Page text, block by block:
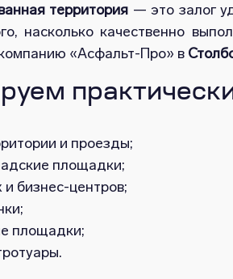
территория — это залог
насколько качественно
«Асфальт-Про» в
и проезды;
площадки;
и бизнес-центров;
площадки;